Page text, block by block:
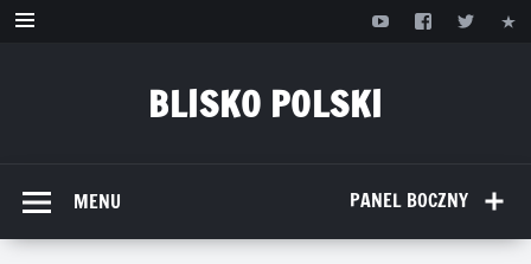
Przejdź
BLISKO POLSKI
PANEL BOCZNY
MENU